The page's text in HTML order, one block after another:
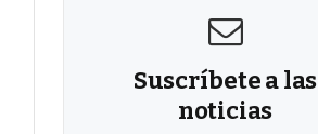
Suscríbete a las
noticias